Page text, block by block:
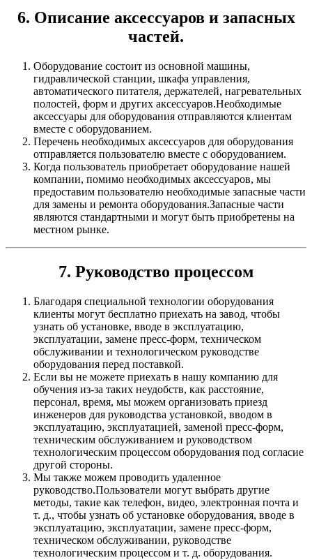
6. Описание аксессуаров и запасных
частей.
Оборудование состоит из основной машины,
гидравлической станции, шкафа управления,
автоматического питателя, держателей, нагревательных
полостей, форм и других аксессуаров.Необходимые
аксессуары для оборудования отправляются клиентам
вместе с оборудованием.
Перечень необходимых аксессуаров для оборудования
отправляется пользователю вместе с оборудованием.
Когда пользователь приобретает оборудование нашей
компании, помимо необходимых аксессуаров, мы
предоставим пользователю необходимые запасные части
для замены и ремонта оборудования.Запасные части
являются стандартными и могут быть приобретены на
местном рынке.
7. Руководство процессом
Благодаря специальной технологии оборудования
клиенты могут бесплатно приехать на завод, чтобы
узнать об установке, вводе в эксплуатацию,
эксплуатации, замене пресс-форм, техническом
обслуживании и технологическом руководстве
оборудования перед поставкой.
Если вы не можете приехать в нашу компанию для
обучения из-за таких неудобств, как расстояние,
персонал, время, мы можем организовать приезд
инженеров для руководства установкой, вводом в
эксплуатацию, эксплуатацией, заменой пресс-форм,
техническим обслуживанием и руководством
технологическим процессом оборудования под согласие
другой стороны.
Мы также можем проводить удаленное
руководство.Пользователи могут выбрать другие
методы, такие как телефон, видео, электронная почта и
т. д., чтобы узнать об установке оборудования, вводе в
эксплуатацию, эксплуатации, замене пресс-форм,
техническом обслуживании, руководстве
технологическим процессом и т. д. оборудования.